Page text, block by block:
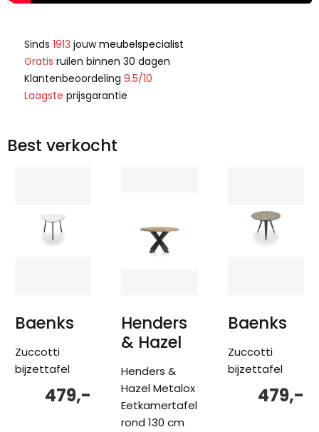
Sinds 1913 jouwmeubelspecialist
Gratis ruilen binnen 30 dagen
Klantenbeoordeling 9.5/10
Laagste prijsgarantie
Best verkocht
Baenks
Zuccotti
bijzettafel
479,-
Henders
& Hazel
Henders &
Hazel Metalox
Eetkamertafel
rond 130 cm
Baenks
Zuccotti
bijzettafel
479,-